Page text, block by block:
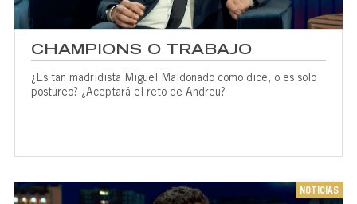
CHAMPIONS O TRABAJO
¿Es tan madridista Miguel Maldonado como dice, o es solo
postureo? ¿Aceptará el reto de Andreu?
NOTICIAS